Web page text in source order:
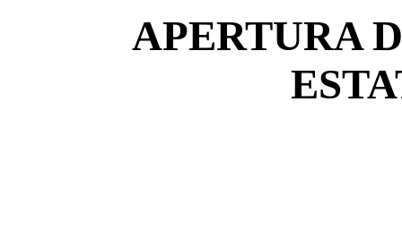
APERTURA